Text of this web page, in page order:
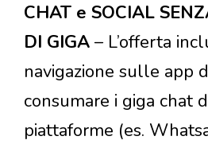
CHAT e SOCIAL
DI GIGA – L’offerta
navigazione sulle app
consumare i giga chat
piattaforme (es.